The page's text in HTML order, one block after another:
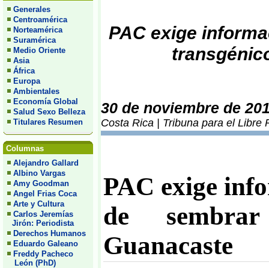
Generales
Centroamérica
Norteamérica
Suramérica
Medio Oriente
Asia
África
Europa
Ambientales
Economía Global
Salud Sexo Belleza
Titulares Resumen
Columnas
Alejandro Gallard
Albino Vargas
Amy Goodman
Angel Frias Coca
Arte y Cultura
Carlos Jeremías
Jirón: Periodista
Derechos Humanos
Eduardo Galeano
Freddy Pacheco
León (PhD)
PAC exige
30 de noviembre de
Costa Rica | Tribuna para el Libre
PAC exige
de
Guanacaste